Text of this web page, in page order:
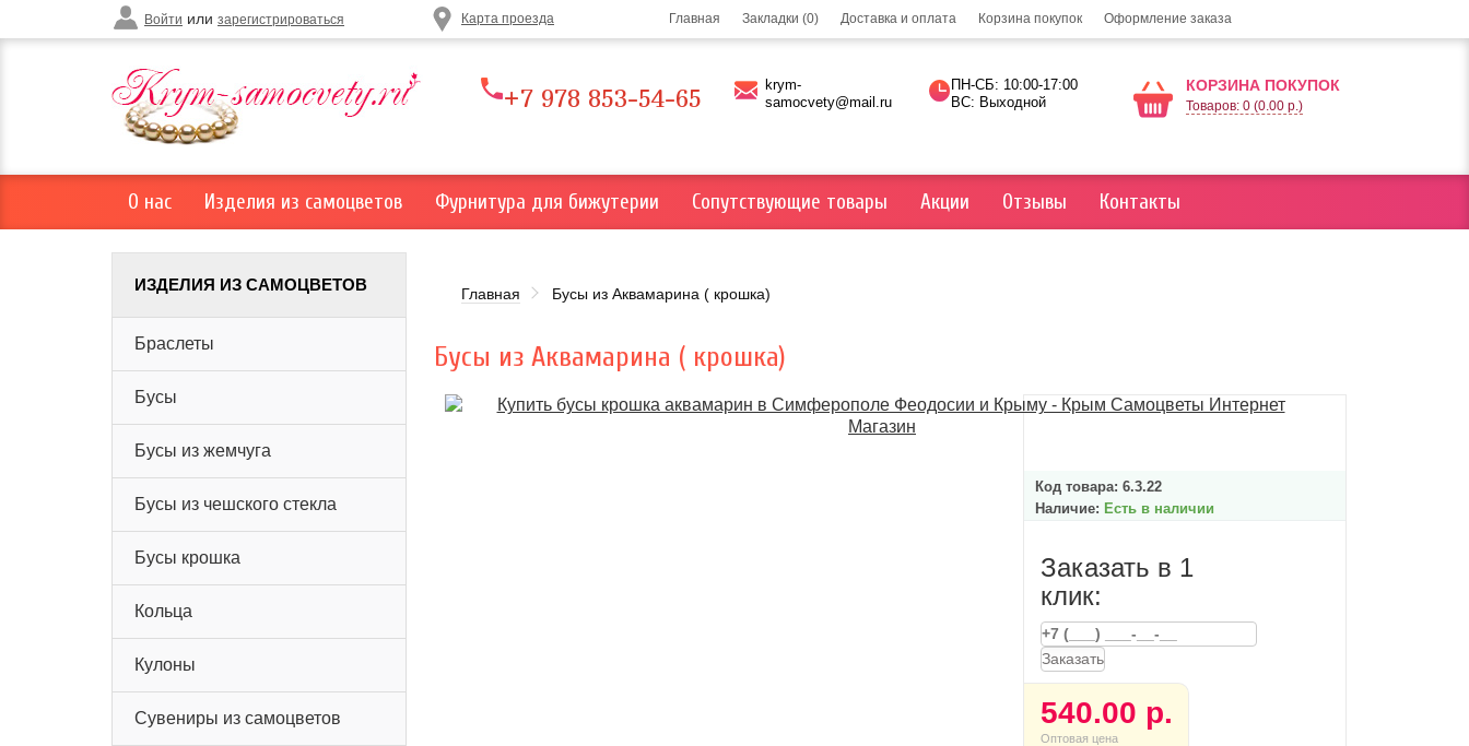
Войти или зарегистрироваться Карта проезда Главная Закладки (0) Доставка и оплата Корзина покупок Оформление заказа
+7 978 853-54-65
krym-
samocvety@mail.ru
ПН-СБ: 10:00-17:00
ВС: Выходной
КОРЗИНА ПОКУПОК
Товаров: 0 (0.00 р.)
О нас Изделия из самоцветов Фурнитура для бижутерии Сопутствующие товары Акции Отзывы Контакты
ИЗДЕЛИЯ ИЗ САМОЦВЕТОВ
Браслеты
Бусы
Бусы из жемчуга
Бусы из чешского стекла
Бусы крошка
Кольца
Кулоны
Сувениры из самоцветов
Главная Бусы из Аквамарина ( крошка)
Бусы из Аквамарина ( крошка)
Код товара: 6.3.22
Наличие: Есть в наличии
Заказать в 1
клик:
Заказать
540.00 р.
Оптовая цена